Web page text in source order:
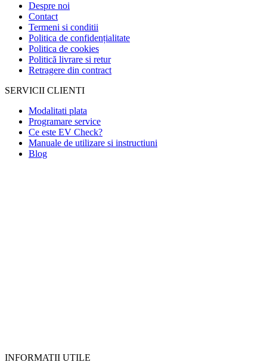
Despre noi
Contact
Termeni si conditii
Politica de confidențialitate
Politica de cookies
Politică livrare si retur
Retragere din contract
SERVICII CLIENTI
Modalitati plata
Programare service
Ce este EV Check?
Manuale de utilizare si instructiuni
Blog
INFORMATII UTILE